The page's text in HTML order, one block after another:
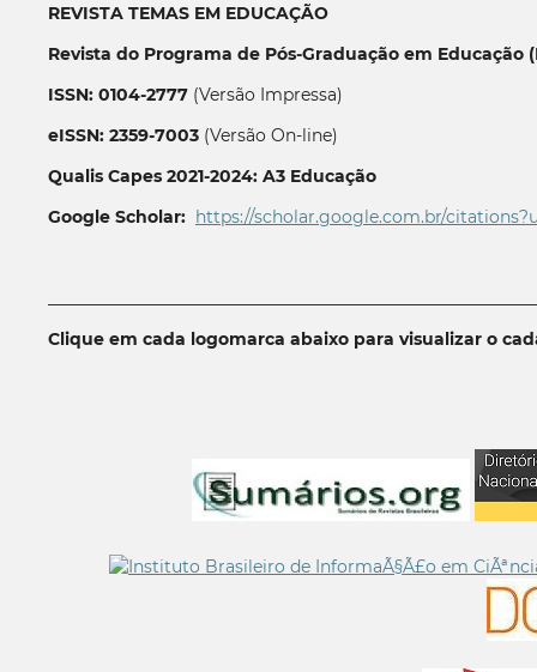
REVISTA TEMAS EM EDUCAÇÃO
Revista do Programa de Pós-Graduação em Educação
ISSN: 0104-2777(Versão Impressa)
eISSN: 2359-7003(Versão On-line)
Qualis Capes 2021-2024: A3 Educação
Google Scholar: https://scholar.google.com.br/
Clique em cada logomarca abaixo para visualizar o